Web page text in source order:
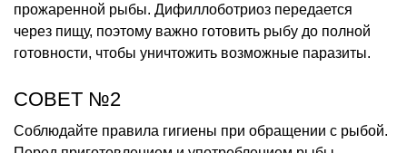
прожаренной рыбы. Дифиллоботриоз передается
через пищу, поэтому важно готовить рыбу до полной
готовности, чтобы уничтожить возможные паразиты.
СОВЕТ №2
Соблюдайте правила гигиены при обращении с рыбой.